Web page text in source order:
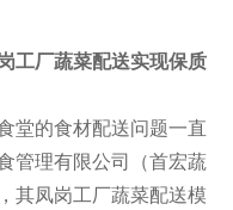
工厂蔬菜配送实现保质
堂的食材配送问题一直
管理有限公司（首宏蔬
其凤岗工厂蔬菜配送模